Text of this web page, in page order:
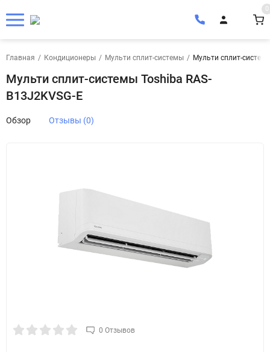
0
Главная / Кондиционеры / Мульти сплит-системы / Мульти сплит-
Мульти сплит-системы Toshiba RAS-
B13J2KVSG-E
Обзор Отзывы (0)
0 Отзывов